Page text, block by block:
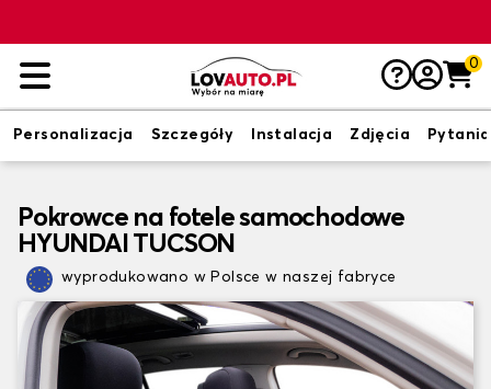
0
Personalizacja Szczegóły Instalacja Zdjęcia Pytania
Pokrowce na fotele samochodowe
HYUNDAI TUCSON
wyprodukowano w Polsce w naszej fabryce